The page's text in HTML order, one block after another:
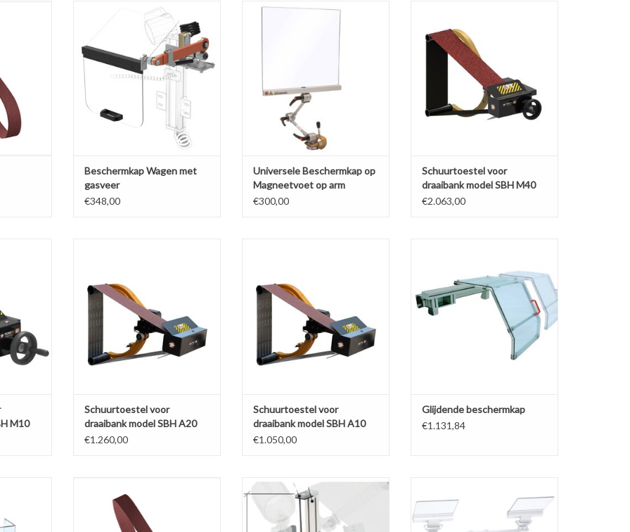
Beschermkap Wagen met gasveer
TOEVOEGEN AAN WINKELWAGEN
Beschermkap Wagen met
gasveer
€348,00
Universele Beschermkap op
Universele Beschermkap op
Magneetvoet op arm
€300,00
TOEVOEGEN AAN WINKELWAGEN
Schuurtoestel voor
draaibank model SBH M40
€2.063,00
M10
TOEVOEGEN AAN WINKELWAGEN
Schuurtoestel voor
draaibank model SBH A20
€1.260,00
TOEVOEGEN AAN WINKELWAGEN
Schuurtoestel voor
draaibank model SBH A10
€1.050,00
Glijdende beschermkap
€1.131,84
SBH M20/A20
TOEVOEGEN AAN WINKELWAGEN
Montageprofiel Universeel Wagen
TOEVOEGEN AAN WINKELWAGEN
TOEVOEGEN AAN WINKELWAGEN